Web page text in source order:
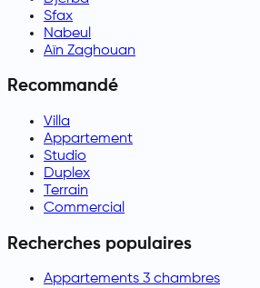
Sfax
Nabeul
Aïn Zaghouan
Recommandé
Villa
Appartement
Studio
Duplex
Terrain
Commercial
Recherches populaires
Appartements 3 chambres